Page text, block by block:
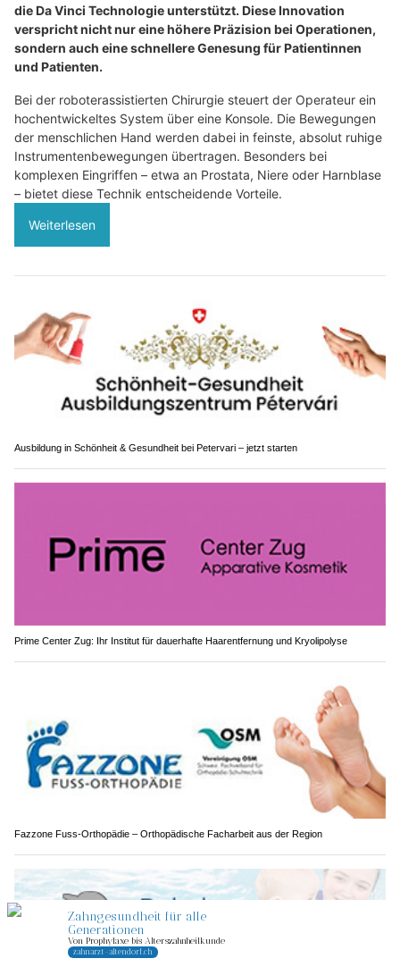
die Da Vinci Technologie unterstützt. Diese Innovation
verspricht nicht nur eine höhere Präzision bei Operationen,
sondern auch eine schnellere Genesung für Patientinnen
und Patienten.
Bei der roboterassistierten Chirurgie steuert der Operateur ein
hochentwickeltes System über eine Konsole. Die Bewegungen
der menschlichen Hand werden dabei in feinste, absolut ruhige
Instrumentenbewegungen übertragen. Besonders bei
komplexen Eingriffen – etwa an Prostata, Niere oder Harnblase
– bietet diese Technik entscheidende Vorteile.
Weiterlesen
Ausbildung in Schönheit & Gesundheit bei Petervari – jetzt starten
Prime Center Zug: Ihr Institut für dauerhafte Haarentfernung und Kryolipolyse
Fazzone Fuss-Orthopädie – Orthopädische Facharbeit aus der Region